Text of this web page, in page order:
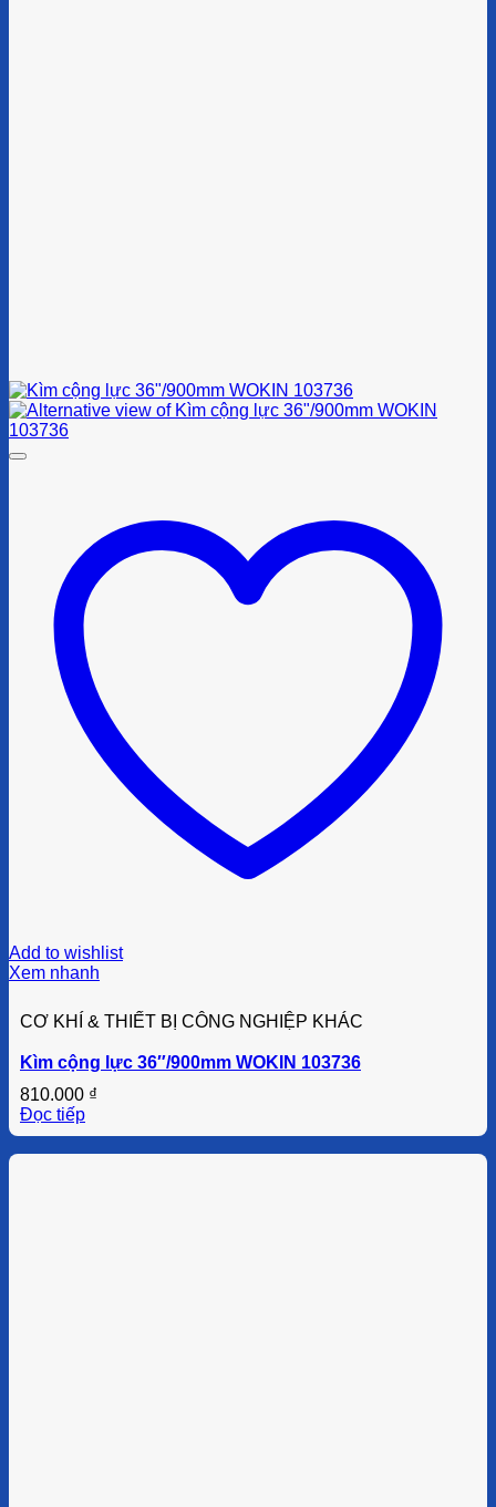
Add to wishlist
Xem nhanh
CƠ KHÍ & THIẾT BỊ CÔNG NGHIỆP KHÁC
Kìm cộng lực 36″/900mm WOKIN 103736
810.000 ₫
Đọc tiếp